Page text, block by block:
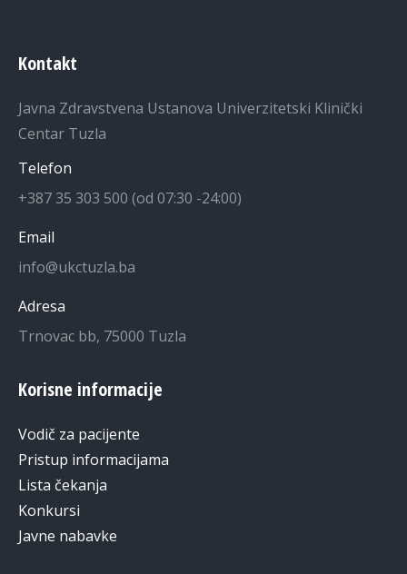
Kontakt
Javna Zdravstvena Ustanova Univerzitetski Klinički
Centar Tuzla
Telefon
+387 35 303 500 (od 07:30 -24:00)
Email
info@ukctuzla.ba
Adresa
Trnovac bb, 75000 Tuzla
Korisne informacije
Vodič za pacijente
Pristup informacijama
Lista čekanja
Konkursi
Javne nabavke